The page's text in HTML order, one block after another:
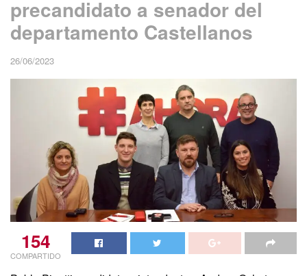
precandidato a senador del
departamento Castellanos
26/06/2023
154
COMPARTIDO